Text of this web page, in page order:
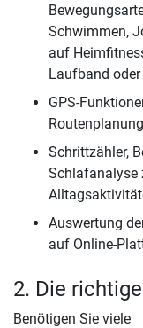
Schwimmen,
auf
Laufband
GPS-
Schrittzähler,
Schlafanalyse
Auswertung
auf Online-
2. Die
Benötigen Sie viele